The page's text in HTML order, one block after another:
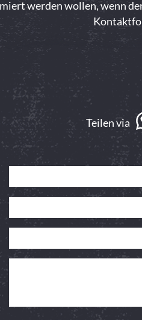
werden wollen, wenn
Teilen via